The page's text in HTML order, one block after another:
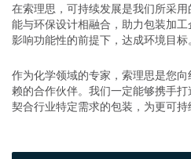
在索理思，可持续发展是我们所采
能与环保设计相融合，助力包装加
影响功能性的前提下，达成环境目标。
作为化学领域的专家，索理思是您
赖的合作伙伴。我们一定能够携手
契合行业特定需求的包装，为更可持